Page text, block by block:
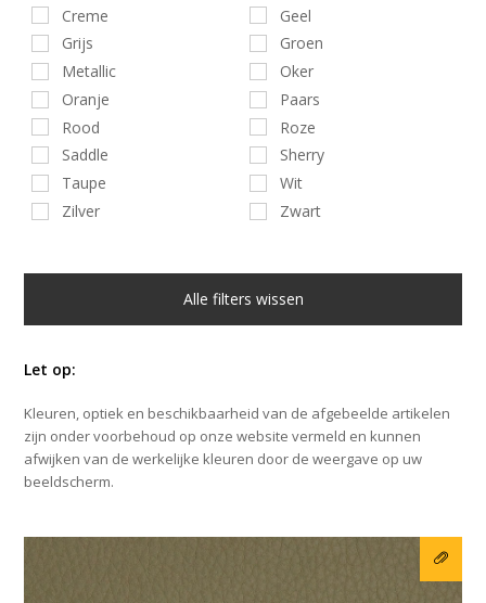
Creme
Geel
Grijs
Groen
Metallic
Oker
Oranje
Paars
Rood
Roze
Saddle
Sherry
Taupe
Wit
Zilver
Zwart
Alle filters wissen
Let op:
Kleuren, optiek en beschikbaarheid van de afgebeelde artikelen
zijn onder voorbehoud op onze website vermeld en kunnen
afwijken van de werkelijke kleuren door de weergave op uw
beeldscherm.